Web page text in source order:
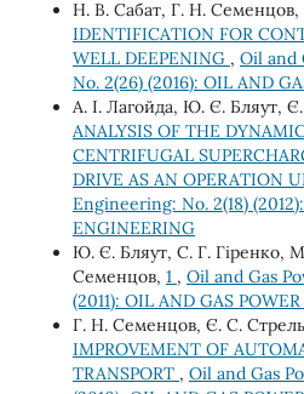
Н. В. Сабат, Г. Н. Семенцов,
IDENTIFICATION FOR
WELL DEEPENING , Oil and
No. 2(26) (2016): OIL AND
А. І. Лагойда, Ю. Є. Бляут,
ANALYSIS OF THE
CENTRIFUGAL
DRIVE AS AN OPERATION
Engineering: No. 2(18)
ENGINEERING
Ю. Є. Бляут, С. Г. Гіренко,
Семенцов, 1 , Oil and Gas
(2011): OIL AND GAS
Г. Н. Семенцов, Є. С.
IMPROVEMENT OF
TRANSPORT , Oil and Gas